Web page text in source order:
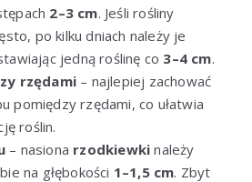
2–3 cm. Jeśli rośliny
po kilku dniach należy je
jedną roślinę co 3–4 cm.
rzędami – najlepiej zachować
pomiędzy rzędami, co ułatwia
roślin.
– nasiona rzodkiewki należy
na głębokości 1–1,5 cm. Zbyt